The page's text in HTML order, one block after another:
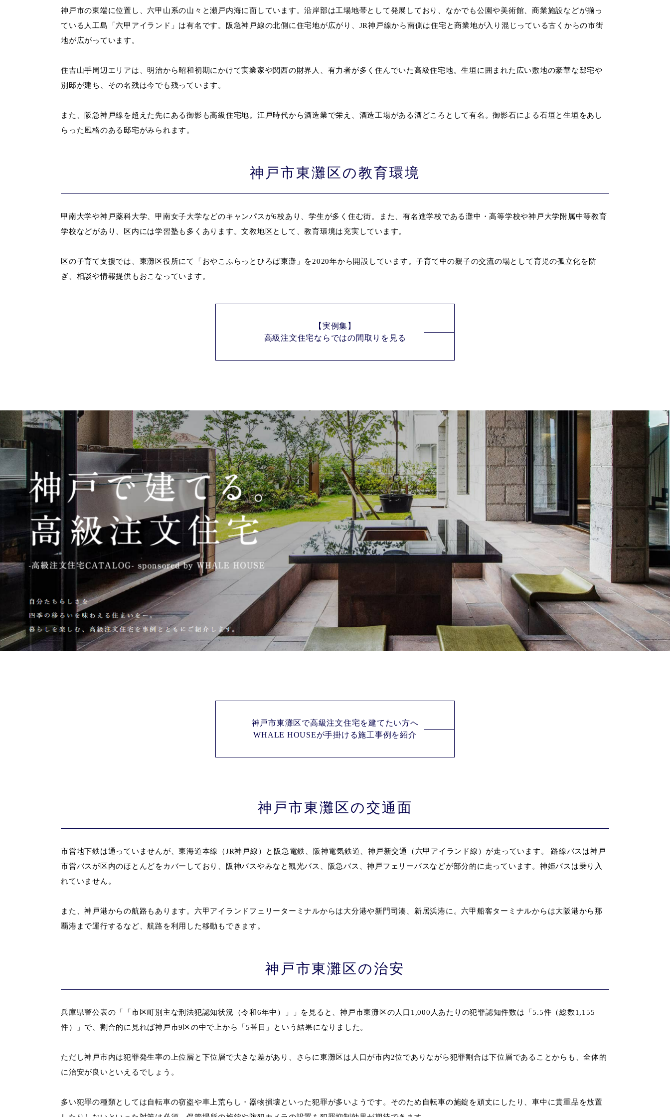
神戸市の東端に位置し、六甲山系の山々と瀬戸内海に面しています。沿岸部は工場地帯として発展しており、なかでも公園や美術館、商業施設などが揃っ
ている人工島「六甲アイランド」は有名です。阪急神戸線の北側に住宅地が広がり、JR神戸線から南側は住宅と商業地が入り混じっている古くからの市街
地が広がっています。
住吉山手周辺エリアは、明治から昭和初期にかけて実業家や関西の財界人、有力者が多く住んでいた高級住宅地。生垣に囲まれた広い敷地の豪華な邸宅や
別邸が建ち、その名残は今でも残っています。
また、阪急神戸線を超えた先にある御影も高級住宅地。江戸時代から酒造業で栄え、酒造工場がある酒どころとして有名。御影石による石垣と生垣をあし
らった風格のある邸宅がみられます。
神戸市東灘区の教育環境
甲南大学や神戸薬科大学、甲南女子大学などのキャンパスが6校あり、学生が多く住む街。また、有名進学校である灘中・高等学校や神戸大学附属中等教育
学校などがあり、区内には学習塾も多くあります。文教地区として、教育環境は充実しています。
区の子育て支援では、東灘区役所にて「おやこふらっとひろば東灘」を2020年から開設しています。子育て中の親子の交流の場として育児の孤立化を防
ぎ、相談や情報提供もおこなっています。
【実例集】
高級注文住宅ならではの間取りを見る
神戸市東灘区で高級注文住宅を建てたい方へ
WHALE HOUSEが手掛ける施工事例を紹介
神戸市東灘区の交通面
市営地下鉄は通っていませんが、東海道本線（JR神戸線）と阪急電鉄、阪神電気鉄道、神戸新交通（六甲アイランド線）が走っています。 路線バスは神戸
市営バスが区内のほとんどをカバーしており、阪神バスやみなと観光バス、阪急バス、神戸フェリーバスなどが部分的に走っています。神姫バスは乗り入
れていません。
また、神戸港からの航路もあります。六甲アイランドフェリーターミナルからは大分港や新門司湊、新居浜港に。六甲船客ターミナルからは大阪港から那
覇港まで運行するなど、航路を利用した移動もできます。
神戸市東灘区の治安
兵庫県警公表の「「市区町別主な刑法犯認知状況（令和6年中）」」を見ると、神戸市東灘区の人口1,000人あたりの犯罪認知件数は「5.5件（総数1,155
件）」で、割合的に見れば神戸市9区の中で上から「5番目」という結果になりました。
ただし神戸市内は犯罪発生率の上位層と下位層で大きな差があり、さらに東灘区は人口が市内2位でありながら犯罪割合は下位層であることからも、全体的
に治安が良いといえるでしょう。
多い犯罪の種類としては自転車の窃盗や車上荒らし・器物損壊といった犯罪が多いようです。そのため自転車の施錠を頑丈にしたり、車中に貴重品を放置